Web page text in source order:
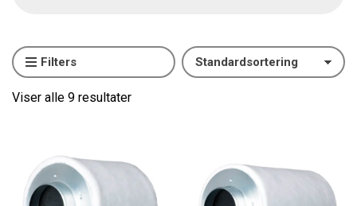
Filters
Viser alle 9 resultater